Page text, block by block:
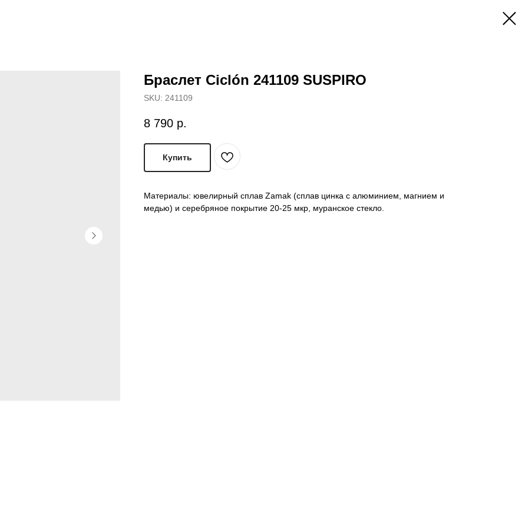
Браслет Ciclón 241109 SUSPIRO
SKU: 241109
8 790 р.
Купить
Материалы: ювелирный сплав Zamak (сплав цинка с алюминием, магнием и
медью) и серебряное покрытие 20-25 мкр, муранское стекло.